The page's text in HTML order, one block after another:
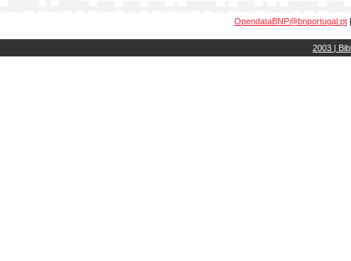
OpendataBNP@bnportugal.pt
2003 |